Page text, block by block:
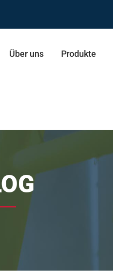
Über uns Produkte
Schultertrainer Duo
Stepper
Skifahrer
Fahrrad
Parallelbarren